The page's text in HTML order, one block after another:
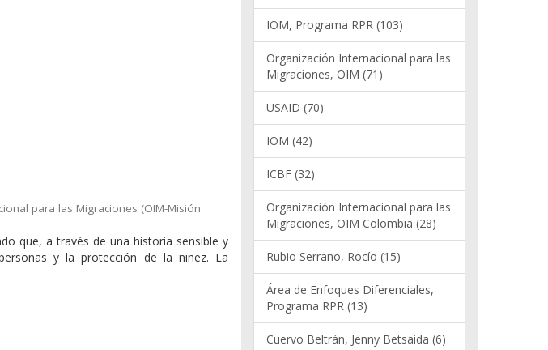
para las Migraciones (OIM-Misión
que, a través de una historia sensible y
y la protección de la niñez. La
IOM, Programa RPR (103)
Organización Internacional para las
Migraciones, OIM (71)
USAID (70)
IOM (42)
ICBF (32)
Organización Internacional para las
Migraciones, OIM Colombia (28)
Rubio Serrano, Rocío (15)
Área de Enfoques Diferenciales,
Programa RPR (13)
Cuervo Beltrán, Jenny Betsaida (6)